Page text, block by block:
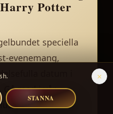
STANNA
×
Potter
speciella
evenemang,
datum i
Gå med i vår